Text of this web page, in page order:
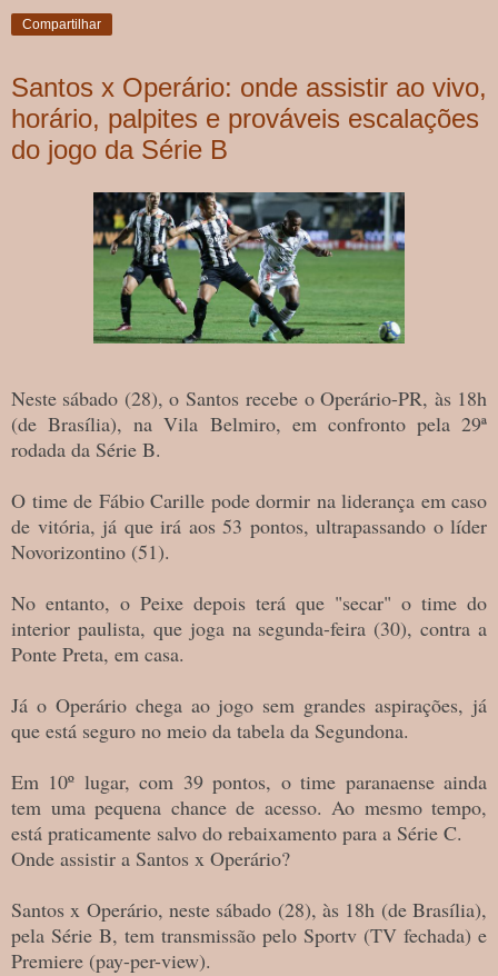
Compartilhar
Santos x Operário: onde assistir ao vivo,
horário, palpites e prováveis escalações
do jogo da Série B
Neste sábado (28), o Santos recebe o Operário-PR, às 18h
(de Brasília), na Vila Belmiro, em confronto pela 29ª
rodada da Série B.
O time de Fábio Carille pode dormir na liderança em caso
de vitória, já que irá aos 53 pontos, ultrapassando o líder
Novorizontino (51).
No entanto, o Peixe depois terá que "secar" o time do
interior paulista, que joga na segunda-feira (30), contra a
Ponte Preta, em casa.
Já o Operário chega ao jogo sem grandes aspirações, já
que está seguro no meio da tabela da Segundona.
Em 10º lugar, com 39 pontos, o time paranaense ainda
tem uma pequena chance de acesso. Ao mesmo tempo,
está praticamente salvo do rebaixamento para a Série C.
Onde assistir a Santos x Operário?
Santos x Operário, neste sábado (28), às 18h (de Brasília),
pela Série B, tem transmissão pelo Sportv (TV fechada) e
Premiere (pay-per-view).